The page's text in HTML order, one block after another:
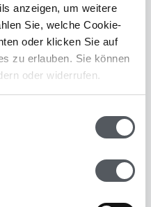
anzeigen, um weitere
Sie, welche Cookie-
oder klicken Sie auf
zu erlauben. Sie können
oder widerrufen.
So geht’s